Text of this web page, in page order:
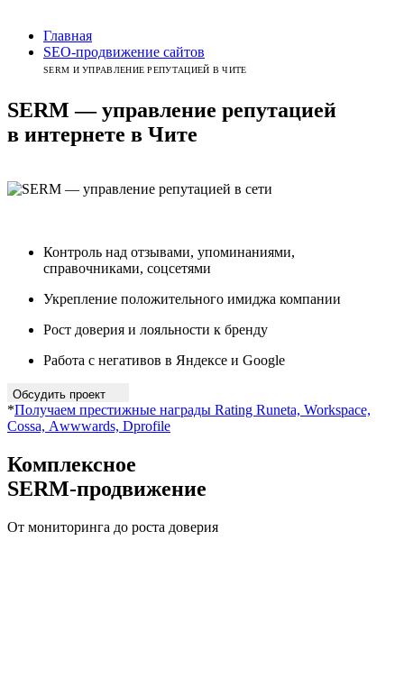
Главная
SEO-продвижение сайтов
SERM И УПРАВЛЕНИЕ РЕПУТАЦИЕЙ В ЧИТЕ
SERM — управление репутацией
в интернете в Чите
Контроль над отзывами, упоминаниями,
справочниками, соцсетями
Укрепление положительного имиджа компании
Рост доверия и лояльности к бренду
Работа с негативов в Яндексе и Google
Обсудить проект
*Получаем престижные награды Rating Runeta, Workspace,
Cossa, Аwwwards, Dprofile
Комплексное
SERM-продвижение
От мониторинга до роста доверия